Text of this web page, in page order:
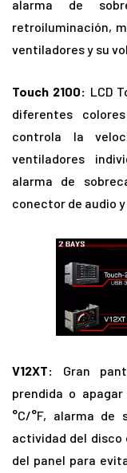
alarma de
retroiluminación,
ventiladores y su
Touch 2100: LCD
diferentes
controla la
ventiladores
alarma de
conector de audio
V12XT: Gran
prendida o
°C/°F, alarma de
actividad del disco
del panel para